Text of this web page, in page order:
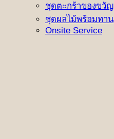
ชุดตะกร้าของขวัญ
ชุดผลไม้พร้อมทาน
Onsite Service